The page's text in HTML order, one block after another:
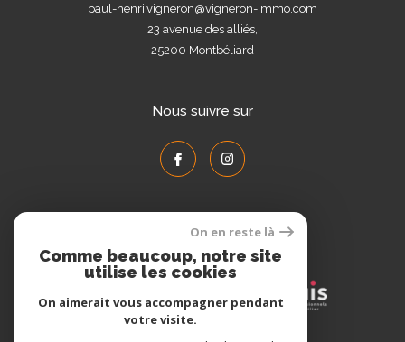
paul-henri.vigneron@vigneron-immo.com
23 avenue des alliés,
25200
Montbéliard
Nous suivre sur
Adhérents
On en reste là
Comme beaucoup, notre site
utilise les cookies
On aimerait vous accompagner pendant
votre visite.